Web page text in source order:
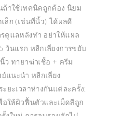
ถ้าใช้เทคนิคถูกต้อง นิยม
ล็ก (เช่นที่นิ้ว) ได้ผลดี
ดูแลหลังทำ อย่าให้แผล
วันแรก หลีกเลี่ยงการขยับ
ว ทายาฆ่าเชื้อ + ครีม
แนะนำ หลีกเลี่ยง
ยะเวลาห่างกันแต่ละครั้ง:
ให้ผิวฟื้นตัวและเม็ดสีถูก